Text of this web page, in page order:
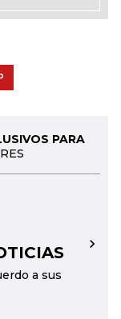
PARA
a sus
→